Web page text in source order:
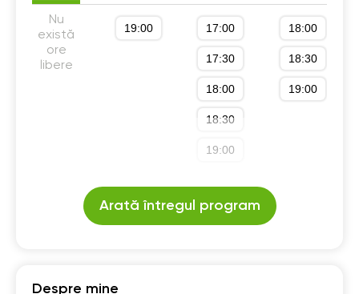
Nu
există
ore
libere
19:00 17:00
17:30
18:00
18:30
19:00
18:00
18:30
19:00
Arată întregul program
Despre mine